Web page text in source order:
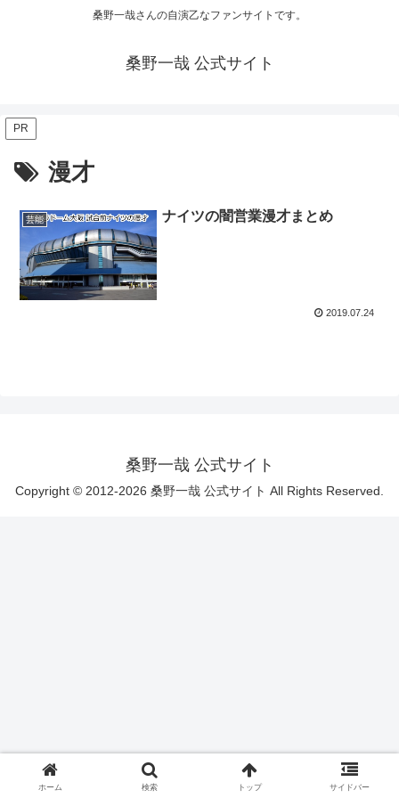
桑野一哉さんの自演乙なファンサイトです。
桑野一哉 公式サイト
PR
漫才
芸能 ナイツの闇営業漫才まとめ
2019.07.24
桑野一哉 公式サイト
Copyright © 2012-2026 桑野一哉 公式サイト All Rights Reserved.
ホーム 検索 トップ サイドバー